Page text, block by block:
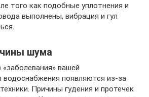
того как подобные уплотнения и
выполнены, вибрация и гул
шума
вашей
появляются из-за
Причины гудения и протечек